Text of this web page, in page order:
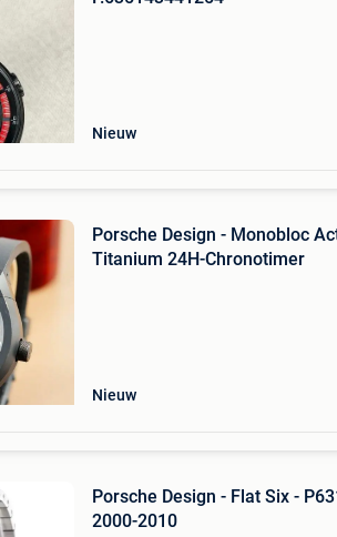
Nieuw
Porsche Design - Monobloc
Titanium 24H-Chronotimer
Nieuw
Porsche Design - Flat Six -
2000-2010